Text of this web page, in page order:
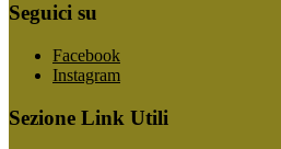
Seguici su
Facebook
Instagram
Sezione Link Utili